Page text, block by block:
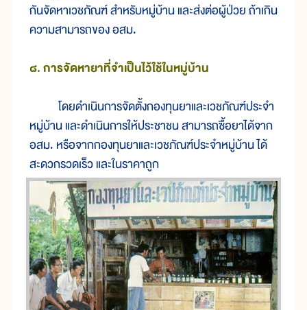
กันจัดหาเวชภัณฑ์ สำหรับหมู่บ้าน และส่งต่อผู้ป่วย ถ้าเกิน
ความสามารถของ อสม.
๘. การจัดหายาที่จำเป็นไว้ใช้ในหมู่บ้าน
โดยดำเนินการจัดตั้งกองทุนยาและเวชภัณฑ์ประจำ
หมู่บ้าน และดำเนินการให้ประชาชน สามารถซื้อยาได้จาก
อสม. หรือจากกองทุนยาและเวชภัณฑ์ประจำหมู่บ้าน ได้
สะดวกรวดเร็ว และในราคาถูก